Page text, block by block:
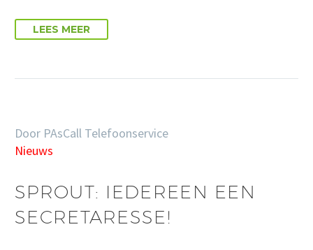
LEES MEER
Door PAsCall Telefoonservice
Nieuws
SPROUT: IEDEREEN EEN
SECRETARESSE!